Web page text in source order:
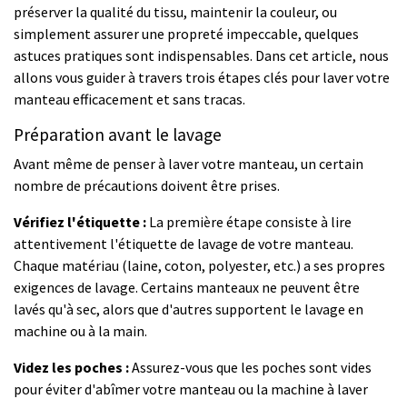
préserver la qualité du tissu, maintenir la couleur, ou
simplement assurer une propreté impeccable, quelques
astuces pratiques sont indispensables. Dans cet article, nous
allons vous guider à travers trois étapes clés pour laver votre
manteau efficacement et sans tracas.
Préparation avant le lavage
Avant même de penser à laver votre manteau, un certain
nombre de précautions doivent être prises.
Vérifiez l'étiquette : La première étape consiste à lire
attentivement l'étiquette de lavage de votre manteau.
Chaque matériau (laine, coton, polyester, etc.) a ses propres
exigences de lavage. Certains manteaux ne peuvent être
lavés qu'à sec, alors que d'autres supportent le lavage en
machine ou à la main.
Videz les poches :Assurez-vous que les poches sont vides
pour éviter d'abîmer votre manteau ou la machine à laver